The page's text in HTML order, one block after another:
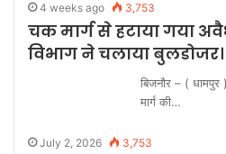
4 weeks ago 3,753
चक मार्ग से हटाया गया
विभाग ने चलाया बुलडोजर।
बिजनौर – (
मार्ग की…
July 2, 2026 3,753